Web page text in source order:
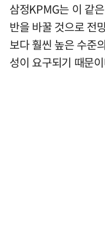
삼정KPMG는 이 같
반을 바꿀 것으로 전
보다 훨씬 높은 수준
성이 요구되기 때문